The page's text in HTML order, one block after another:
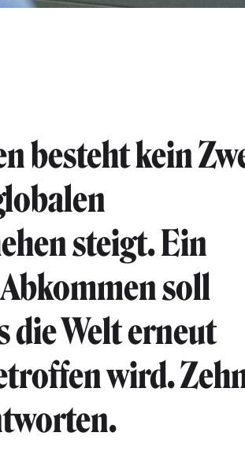
besteht kein
steigt. Ein
soll
die Welt erneut
wird.